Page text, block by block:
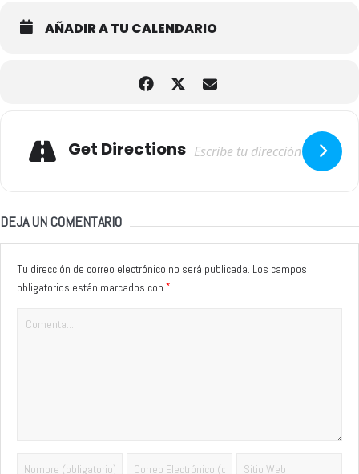
AÑADIR A TU CALENDARIO
Get Directions
DEJA UN COMENTARIO
Tu dirección de correo electrónico no será publicada. Los campos
obligatorios están marcados con *